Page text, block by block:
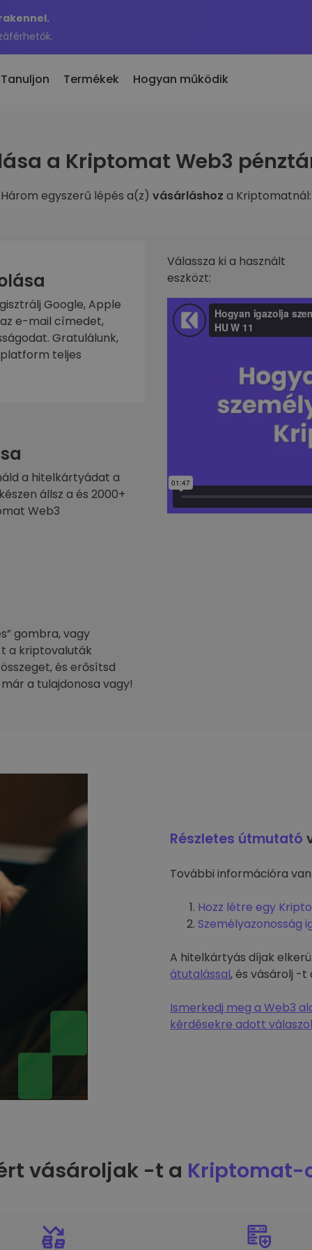
hozzáadott
hozzáadott tokenek a
akkor, ha 100 €
Tanuljon Termékek
kriptovaluta
egyszerű
KriptoEarn
Kapj jutalmakat a kriptod után
Trezor
befektetések (DCA)
Hogyan működik
a Kriptomat Web3
Három egyszerű lépés a(z) vásárláshoz a Kriptomatnál:
Google, Apple
e-mail címedet,
Gratulálunk,
teljes
a hitelkártyádat a
állsz a és 2000+
Web3
gombra, vagy
t a kriptovaluták
és erősítsd
a tulajdonosa vagy!
Válassza ki a használt
eszközt:
Részletes útmutató
További információra
Hozz létre egy
Személyazonosság
A hitelkártyás díjak
átutalással, és vásárolj -t
Ismerkedj meg a Web3
kérdésekre adott
vásároljak -t a Kriptomat-